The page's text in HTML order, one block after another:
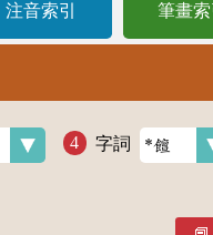
注音索引 筆畫索
字詞